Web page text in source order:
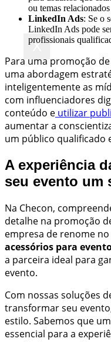
X
ou temas
LinkedIn Ads: Se o
LinkedIn Ads pode
profissionais
Para uma promoção de
uma abordagem
inteligentemente as
com influenciadores
conteúdo e utilizar
aumentar a
um público qualificado
A experiência
seu evento um
Na Checon,
detalhe na promoção
empresa de renome
acessórios para
a parceira ideal para
evento.
Com nossas soluções
transformar seu
estilo. Sabemos que
essencial para a